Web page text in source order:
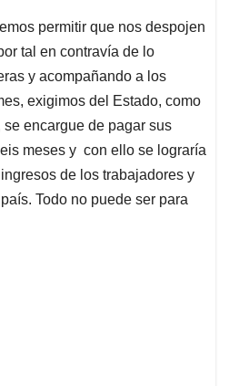
permitir que nos despojen
tal en contravía de lo
y acompañando a los
exigimos del Estado, como
se encargue de pagar sus
meses y con ello se lograría
de los trabajadores y
Todo no puede ser para